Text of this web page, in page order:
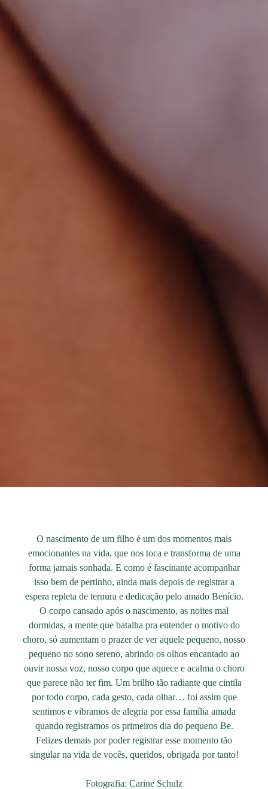
O nascimento de um filho é um dos momentos mais
emocionantes na vida, que nos toca e transforma de uma
forma jamais sonhada. E como é fascinante acompanhar
isso bem de pertinho, ainda mais depois de registrar a
espera repleta de ternura e dedicação pelo amado Benício.
O corpo cansado após o nascimento, as noites mal
dormidas, a mente que batalha pra entender o motivo do
choro, só aumentam o prazer de ver aquele pequeno, nosso
pequeno no sono sereno, abrindo os olhos encantado ao
ouvir nossa voz, nosso corpo que aquece e acalma o choro
que parece não ter fim. Um brilho tão radiante que cintila
por todo corpo, cada gesto, cada olhar… foi assim que
sentimos e vibramos de alegria por essa família amada
quando registramos os primeiros dia do pequeno Be.
Felizes demais por poder registrar esse momento tão
singular na vida de vocês, queridos, obrigada por tanto!
Fotografia: Carine Schulz